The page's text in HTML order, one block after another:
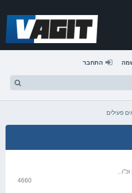
התחבר
פעילים
4660